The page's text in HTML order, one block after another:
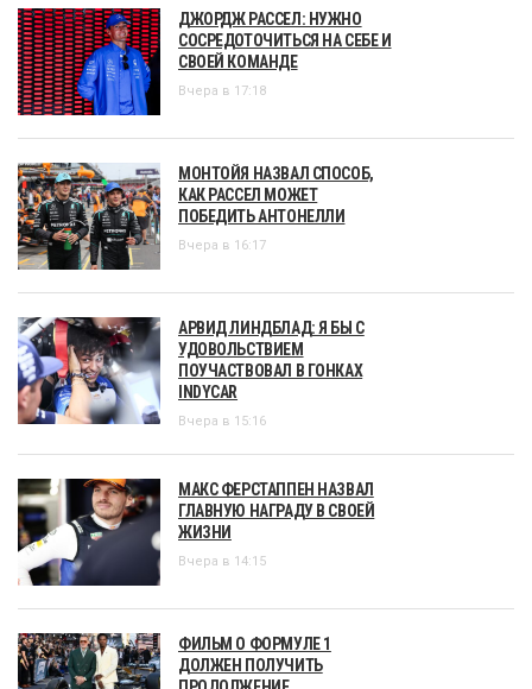
ДЖОРДЖ РАССЕЛ: НУЖНО
СОСРЕДОТОЧИТЬСЯ НА СЕБЕ И
СВОЕЙ КОМАНДЕ
Вчера в 17:18
МОНТОЙЯ НАЗВАЛ СПОСОБ,
КАК РАССЕЛ МОЖЕТ
ПОБЕДИТЬ АНТОНЕЛЛИ
Вчера в 16:17
АРВИД ЛИНДБЛАД: Я БЫ С
УДОВОЛЬСТВИЕМ
ПОУЧАСТВОВАЛ В ГОНКАХ
INDYCAR
Вчера в 15:16
МАКС ФЕРСТАППЕН НАЗВАЛ
ГЛАВНУЮ НАГРАДУ В СВОЕЙ
ЖИЗНИ
Вчера в 14:15
ФИЛЬМ О ФОРМУЛЕ 1
ДОЛЖЕН ПОЛУЧИТЬ